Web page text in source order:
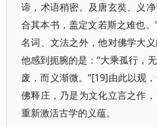
谛，术语稍密。及唐玄奘、义
合其本书，盖定文若斯之难也
名词、文法之外，他对佛学大
他感到扼腕的是：“大乘孤行，
废，而义渐微。”[19]由此以观
佛释庄，乃是为文化立言之作
重新激活古学的义蕴。